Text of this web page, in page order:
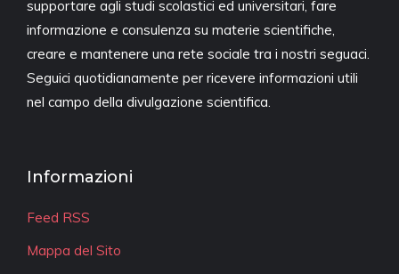
supportare agli studi scolastici ed universitari, fare
informazione e consulenza su materie scientifiche,
creare e mantenere una rete sociale tra i nostri seguaci.
Seguici quotidianamente per ricevere informazioni utili
nel campo della divulgazione scientifica.
Informazioni
Feed RSS
Mappa del Sito